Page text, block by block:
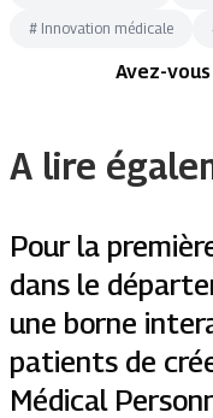
# Innovation médicale
Avez-
A lire
Pour la
dans le
une borne
patients de
Médical